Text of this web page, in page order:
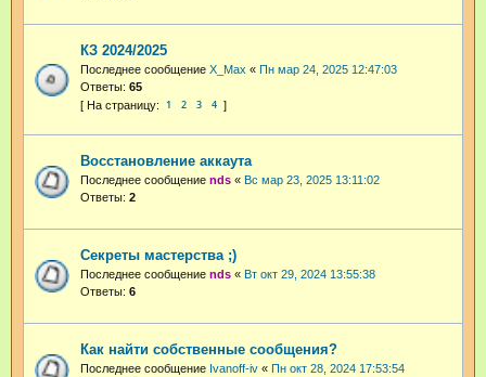
КЗ 2024/2025
Последнее сообщение X_Max « Пн мар 24, 2025 12:47:03
Ответы: 65
1 2 3 4
Восстановление аккаута
Последнее сообщение nds « Вс мар 23, 2025 13:11:02
Ответы: 2
Секреты мастерства ;)
Последнее сообщение nds « Вт окт 29, 2024 13:55:38
Ответы: 6
Как найти собственные сообщения?
Последнее сообщение Ivanoff-iv « Пн окт 28, 2024 17:53:54